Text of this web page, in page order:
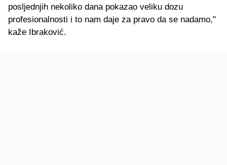
posljednjih nekoliko dana pokazao veliku dozu
profesionalnosti i to nam daje za pravo da se nadamo,"
kaže Ibraković.